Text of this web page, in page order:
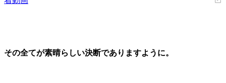
その全てが素晴らしい決断でありますように。